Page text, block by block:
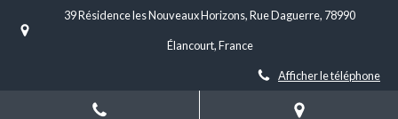
39 Résidence les Nouveaux Horizons, Rue Daguerre, 78990
Élancourt, France
Afficher le téléphone